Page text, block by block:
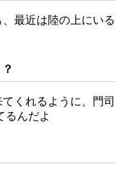
最近は陸の上にいる
くれるように、門司
るんだよ